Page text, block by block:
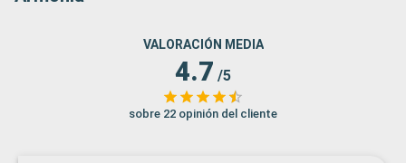
VALORACIÓN MEDIA
4.7 /5
sobre 22 opinión del cliente